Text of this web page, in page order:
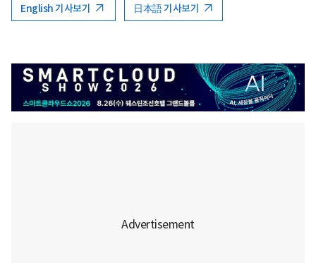
English 기사보기 日本語 기사보기